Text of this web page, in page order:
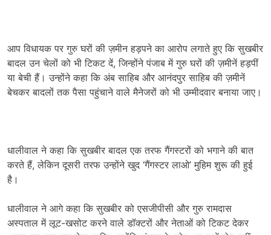
आप विधायक पर गुरु घरों की ज़मीन हड़पने का आरोप लगाते हुए कि सुखबीर
बादल उन चेलों को भी टिकट दें, जिन्होंने पंजाब में गुरु घरों की ज़मीनें हड़पीं
या बेची हैं। उन्होंने कहा कि अंब साहिब और आनंदपुर साहिब की ज़मीनें
बेचकर बादलों तक पैसा पहुंचाने वाले मैनेजरों को भी उम्मीदवार बनाया जाए।
धालीवाल ने कहा कि सुखबीर बादल एक तरफ गैंगस्टरों को भगाने की बात
करते हैं, लेकिन दूसरी तरफ उन्होंने खुद ‘गैंगस्टर लाओ’ मुहिम शुरू की हुई
है।
धालीवाल ने आगे कहा कि सुखबीर को एसजीपीसी और गुरु रामदास
अस्पताल में लूट-खसोट करने वाले डॉक्टरों और नेताओं को टिकट देकर